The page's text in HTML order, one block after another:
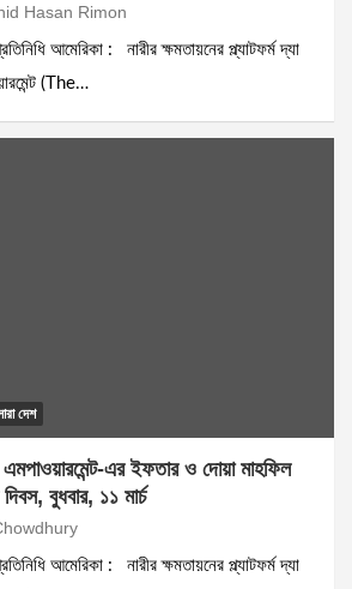
Hasan Rimon
আমেরিকা : নারীর ক্ষমতায়নের প্ল্যাটফর্ম দ্যা
(The…
দেশ
এর ইফতার ও দোয়া মাহফিল
বুধবার, ১১ মার্চ
আমেরিকা : নারীর ক্ষমতায়নের প্ল্যাটফর্ম দ্যা